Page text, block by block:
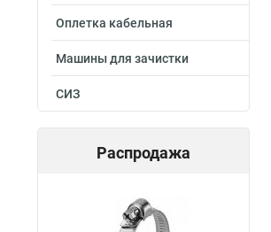
Оплетка кабельная
Машины для зачистки
СИЗ
Распродажа